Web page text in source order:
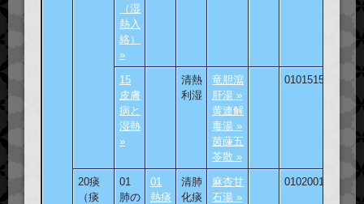
（湿
熱入
絡）
»
15
皮膚
病と
湿熱
»
清熱
利湿
竜胆瀉
肝湯 »
黄連解
毒湯 »
茵蔯五
苓散 »
010151501
20痰
（痰
01
肺の
01
熱痰
清肺
化痰
麻杏甘
石湯 »
010200101